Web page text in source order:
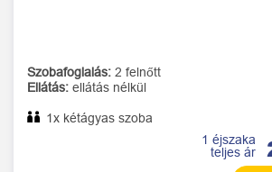
Szobafoglalás: 2 felnőtt
Ellátás: ellátás nélkül
1x kétágyas szoba
1 éjszaka
teljes ár